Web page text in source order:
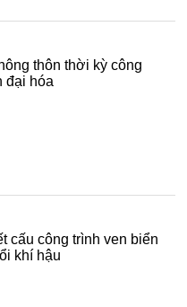
thôn thời kỳ công
đại hóa
cấu công trình ven biển
khí hậu